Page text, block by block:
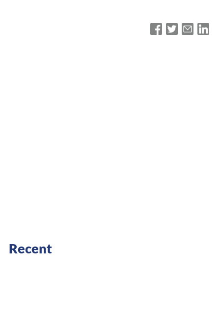
Recent